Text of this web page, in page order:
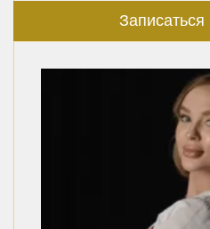
Записаться